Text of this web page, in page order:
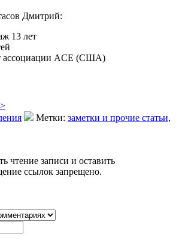
Дмитрий:
13 лет
ассоциации ACE (США)
Метки: заметки и прочие статьи,
чтение записи и оставить
ссылок запрещено.